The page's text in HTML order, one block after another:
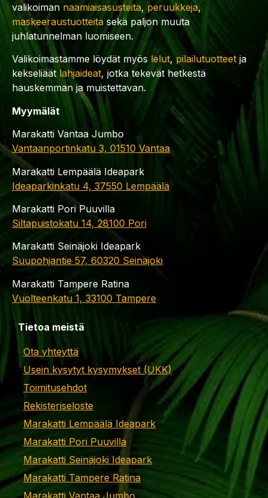
valikoiman naamiaisasusteita, peruukkeja,
maskeeraustuotteita sekä paljon muuta
juhlatunnelman luomiseen.
Valikoimastamme löydät myös lelut,pilailutuotteet ja
kekseliäät lahjaideat, jotka tekevät hetkestä
hauskemman ja muistettavan.
Myymälät
Marakatti Vantaa Jumbo
Vantaanportinkatu 3, 01510 Vantaa
Marakatti Lempäälä Ideapark
Ideaparkinkatu 4, 37550 Lempäälä
Marakatti Pori Puuvilla
Siltapuistokatu 14, 28100 Pori
Marakatti Seinäjoki Ideapark
Suupohjantie 57, 60320 Seinäjoki
Marakatti Tampere Ratina
Vuolteenkatu 1, 33100 Tampere
Tietoa meistä
Ota yhteyttä
Usein kysytyt kysymykset (UKK)
Toimitusehdot
Rekisteriseloste
Marakatti Lempäälä Ideapark
Marakatti Pori Puuvilla
Marakatti Seinäjoki Ideapark
Marakatti Tampere Ratina